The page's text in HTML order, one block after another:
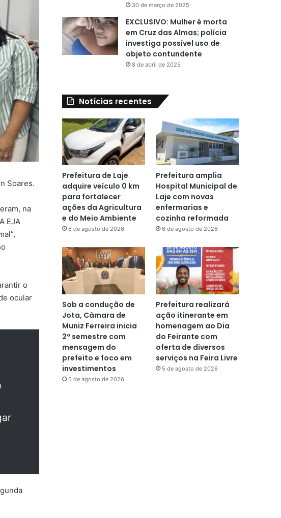
Soares.
na
EJA
o
ocular
30 de março de 2025
EXCLUSIVO: Mulher é morta
em Cruz das Almas; polícia
investiga possível uso de
objeto contundente
8 de abril de 2025
Notícias recentes
Prefeitura de Laje
adquire veículo 0 km
para fortalecer
ações da Agricultura
e do Meio Ambiente
6 de agosto de 2026
Prefeitura amplia
Hospital Municipal de
Laje com novas
enfermarias e
cozinha reformada
6 de agosto de 2026
Sob a condução de
Jota, Câmara de
Muniz Ferreira inicia
2º semestre com
mensagem do
prefeito e foco em
investimentos
5 de agosto de 2026
Prefeitura realizará
ação itinerante em
homenagem ao Dia
do Feirante com
oferta de diversos
serviços na Feira Livre
5 de agosto de 2026